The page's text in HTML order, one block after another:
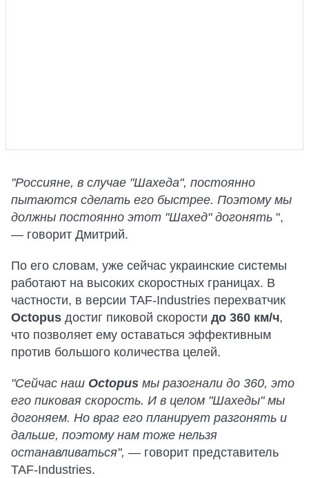
"Россияне, в случае "Шахеда", постоянно
пытаются сделать его быстрее. Поэтому мы
должны постоянно этот "Шахед" догонять ",
— говорит Дмитрий.
По его словам, уже сейчас украинские системы
работают на высоких скоростных границах. В
частности, в версии TAF-Industries перехватчик
Octopus достиг пиковой скорости до 360 км/ч,
что позволяет ему оставаться эффективным
против большого количества целей.
"Сейчас наш Octopus мы разогнали до 360, это
его пиковая скорость. И в целом "Шахеды" мы
догоняем. Но враг его планирует разгонять и
дальше, поэтому нам тоже нельзя
останавливаться", — говорит представитель
TAF-Industries.